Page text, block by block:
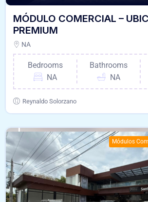
MÓDULO COMERCIAL –
PREMIUM
NA
Bedrooms
NA
Bathrooms
NA
Reynaldo Solorzano
Módulos